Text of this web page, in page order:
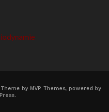
by MVP Themes, powered by